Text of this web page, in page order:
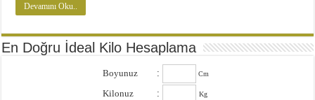
Devamını Oku..
En Doğru İdeal Kilo Hesaplama
Boyunuz : Cm
Kilonuz : Kg